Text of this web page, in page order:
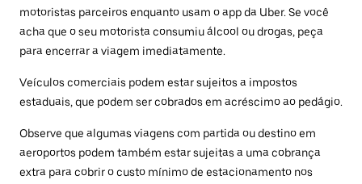
motoristas parceiros enquanto usam o app da Uber. Se você
acha que o seu motorista consumiu álcool ou drogas, peça
para encerrar a viagem imediatamente.
Veículos comerciais podem estar sujeitos a impostos
estaduais, que podem ser cobrados em acréscimo ao pedágio.
Observe que algumas viagens com partida ou destino em
aeroportos podem também estar sujeitas a uma cobrança
extra para cobrir o custo mínimo de estacionamento nos